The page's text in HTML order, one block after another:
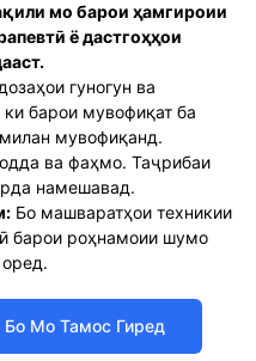
мо барои ҳамгироии
ё дастгоҳҳои
гуногун ва
барои мувофиқат ба
мувофиқанд.
ва фаҳмо. Таҷрибаи
намешавад.
Бо машваратҳои техникии
барои роҳнамоии шумо
Мо Тамос Гиред